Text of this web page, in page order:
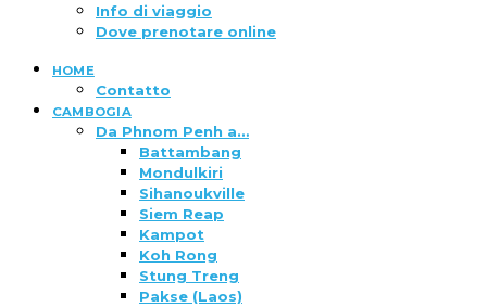
Info di viaggio
Dove prenotare online
HOME
Contatto
CAMBOGIA
Da Phnom Penh a…
Battambang
Mondulkiri
Sihanoukville
Siem Reap
Kampot
Koh Rong
Stung Treng
Pakse (Laos)